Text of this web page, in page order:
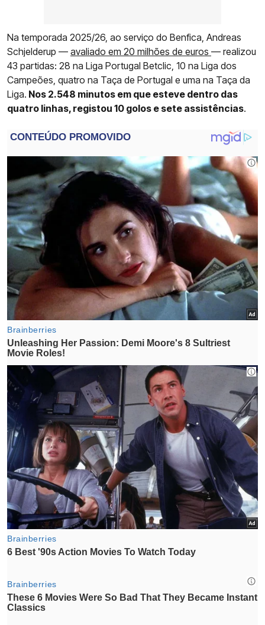
Na temporada 2025/26, ao serviço do Benfica, Andreas
Schjelderup — avaliado em 20 milhões de euros — realizou
43 partidas: 28 na Liga Portugal Betclic, 10 na Liga dos
Campeões, quatro na Taça de Portugal e uma na Taça da
Liga. Nos 2.548 minutos em que esteve dentro das
quatro linhas, registou 10 golos e sete assistências.